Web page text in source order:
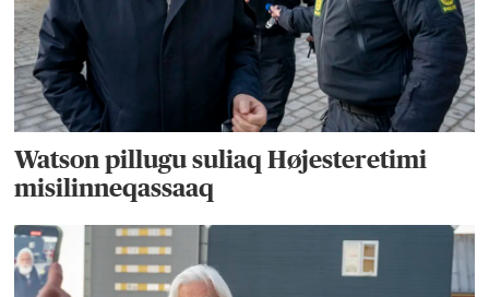
Watson pillugu suliaq Højesteretimi
misilinneqassaaq